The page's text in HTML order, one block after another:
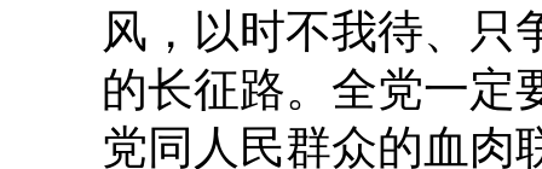
风，以时不我待、只
的长征路。全党一定
党同人民群众的血肉